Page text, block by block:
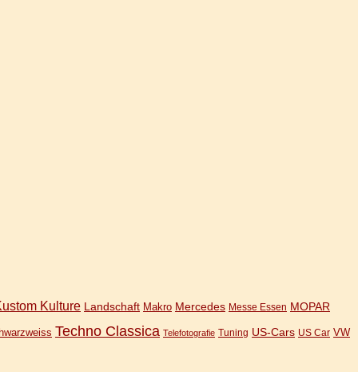
Kulture Landschaft Makro Mercedes Messe Essen MOPAR
Techno Classica Telefotografie Tuning US-Cars US Car VW